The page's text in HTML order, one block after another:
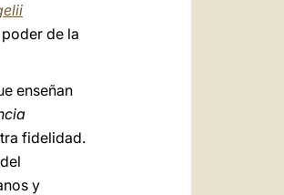
de la
enseñan
fidelidad.
y